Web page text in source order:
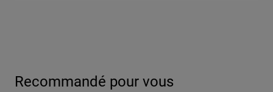
Recommandé pour vous